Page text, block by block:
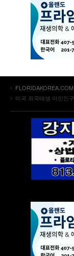
FLORIDAKOREA.COM
미국 외국태생 이민인